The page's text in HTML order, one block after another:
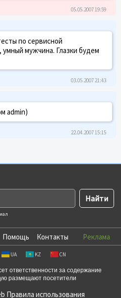
05.05.2007 19:59
по сервисной
мужчина. Глазки будем
03.05.2007 21:43
admin)
22.04.2007 15:15
Помощь Контакты Реклама
UA KZ CN
ответственности за содержание
размещают посетители
Правила использования